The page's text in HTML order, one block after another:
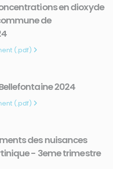
en dioxyde
de
(.pdf)
2024
(.pdf)
des nuisances
- 3eme trimestre